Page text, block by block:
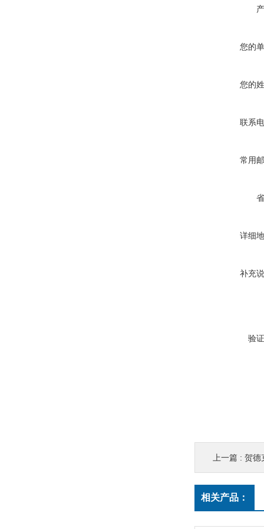
您的
您的
联系
常用
详细
补充
验
上一篇 : 贺德
相关产品：